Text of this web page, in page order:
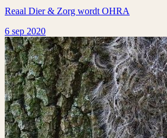
Reaal Dier & Zorg wordt OHRA
6 sep 2020